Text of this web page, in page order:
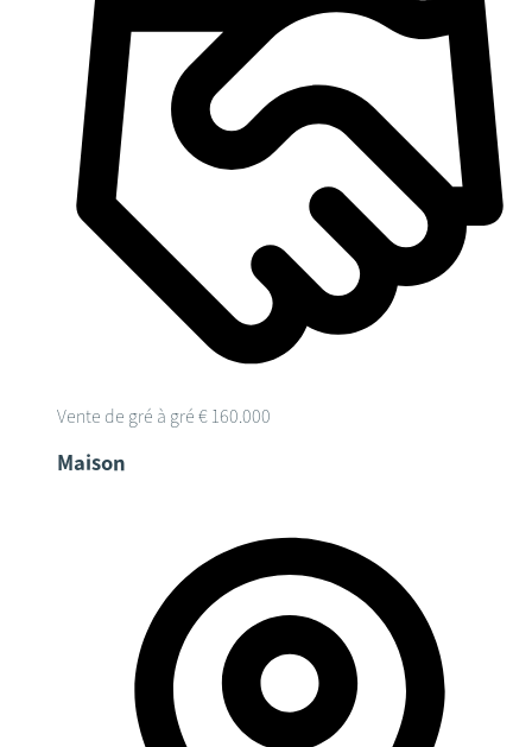
Vente de gré à gré € 160.000
Maison